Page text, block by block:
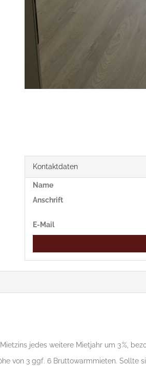
Kontaktdaten
Name
Anschrift
E-Mail
jedes weitere Mietjahr um 3 %,
von 3 ggf. 6 Bruttowarmmieten. Sollte